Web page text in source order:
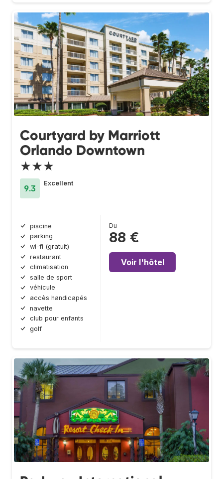
Courtyard by Marriott
Orlando Downtown
★★★
9.3
Excellent
piscine
parking
wi-fi (gratuit)
restaurant
climatisation
salle de sport
véhicule
accès handicapés
navette
club pour enfants
golf
Du
88 €
Voir l'hôtel